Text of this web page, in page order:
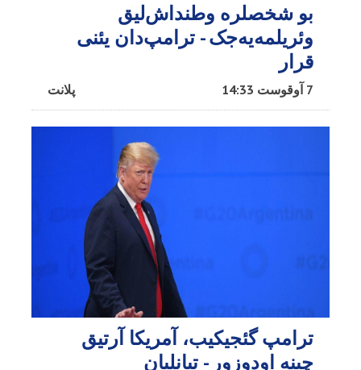
بو شخصلره وطنداش‌لیق
وئریلمه‌یه‌جک - ترامپ‌دان یئنی
قرار
پلانت 7 آوقوست 14:33
ترامپ گئجیکیب، آمریکا آرتیق
چینه اودوزور - تیانلیان